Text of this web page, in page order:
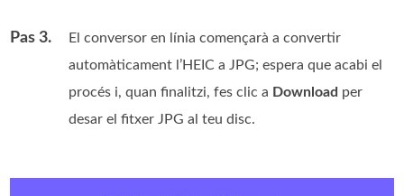
Pas 3.
El conversor en línia començarà a convertir
automàticament l’HEIC a JPG; espera que acabi el
procés i, quan finalitzi, fes clic a Download per
desar el fitxer JPG al teu disc.